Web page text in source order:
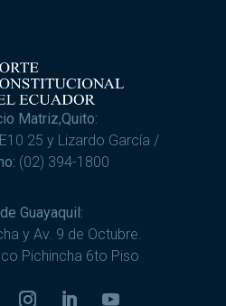
Matriz,Quito:
25 y Lizardo García /
(02) 394-1800
Guayaquil:
y Av. 9 de Octubre.
Pichincha 6to Piso